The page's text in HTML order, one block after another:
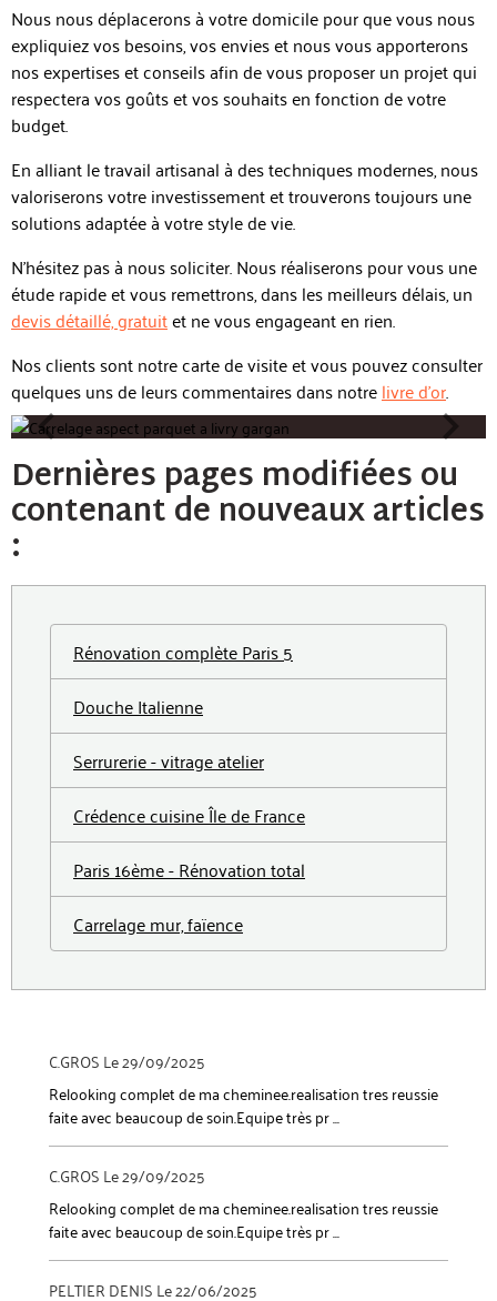
Nous nous déplacerons à votre domicile pour que vous nous
expliquiez vos besoins, vos envies et nous vous apporterons
nos expertises et conseils afin de vous proposer un projet qui
respectera vos goûts et vos souhaits en fonction de votre
budget.
En alliant le travail artisanal à des techniques modernes, nous
valoriserons votre investissement et trouverons toujours une
solutions adaptée à votre style de vie.
N'hésitez pas à nous soliciter. Nous réaliserons pour vous une
étude rapide et vous remettrons, dans les meilleurs délais, un
devis détaillé, gratuitet ne vous engageant en rien.
Nos clients sont notre carte de visite et vous pouvez consulter
quelques uns de leurs commentaires dans notrelivre d'or.
Dernières pages modifiées ou
contenant de nouveaux articles
:
Rénovation complète Paris 5
Douche Italienne
Serrurerie - vitrage atelier
Crédence cuisine Île de France
Paris 16ème - Rénovation total
Carrelage mur, faïence
C.GROS Le 29/09/2025
Relooking complet de ma cheminee.realisation tres reussie
faite avec beaucoup de soin.Equipe très pr ...
C.GROS Le 29/09/2025
Relooking complet de ma cheminee.realisation tres reussie
faite avec beaucoup de soin.Equipe très pr ...
PELTIER DENIS Le 22/06/2025